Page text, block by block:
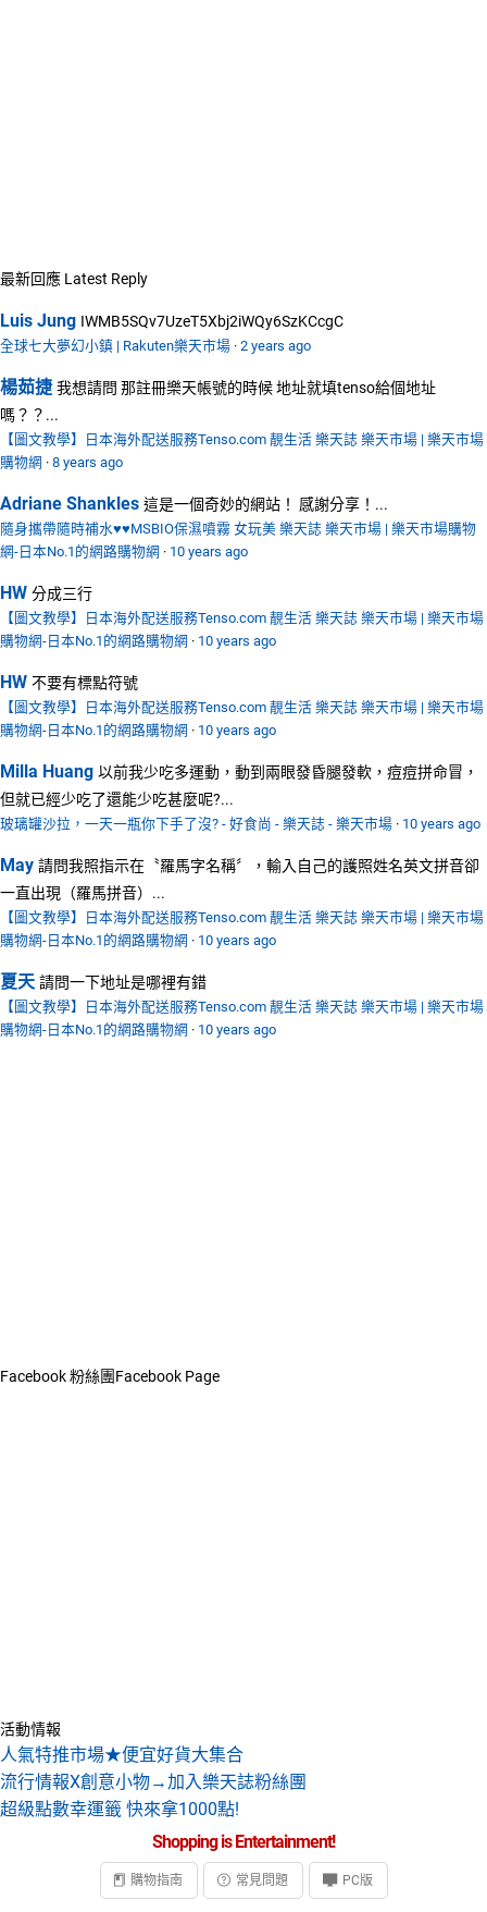
最新回應 Latest Reply
Luis Jung IWMB5SQv7UzeT5Xbj2iWQy6SzKCcgC
全球七大夢幻小鎮 | Rakuten樂天市場 · 2 years ago
楊茹捷 我想請問 那註冊樂天帳號的時候 地址就填tenso給個地址
嗎？？...
【圖文教學】日本海外配送服務Tenso.com 靚生活 樂天誌 樂天市場 | 樂天市場
購物網 · 8 years ago
Adriane Shankles 這是一個奇妙的網站！ 感謝分享！...
隨身攜帶隨時補水♥♥MSBIO保濕噴霧 女玩美 樂天誌 樂天市場 | 樂天市場購物
網-日本No.1的網路購物網 · 10 years ago
HW 分成三行
【圖文教學】日本海外配送服務Tenso.com 靚生活 樂天誌 樂天市場 | 樂天市場
購物網-日本No.1的網路購物網 · 10 years ago
HW 不要有標點符號
【圖文教學】日本海外配送服務Tenso.com 靚生活 樂天誌 樂天市場 | 樂天市場
購物網-日本No.1的網路購物網 · 10 years ago
Milla Huang 以前我少吃多運動，動到兩眼發昏腿發軟，痘痘拼命冒，
但就已經少吃了還能少吃甚麼呢?...
玻璃罐沙拉，一天一瓶你下手了沒? - 好食尚 - 樂天誌 - 樂天市場 · 10 years ago
May 請問我照指示在〝羅馬字名稱〞，輸入自己的護照姓名英文拼音卻
一直出現（羅馬拼音）...
【圖文教學】日本海外配送服務Tenso.com 靚生活 樂天誌 樂天市場 | 樂天市場
購物網-日本No.1的網路購物網 · 10 years ago
夏天 請問一下地址是哪裡有錯
【圖文教學】日本海外配送服務Tenso.com 靚生活 樂天誌 樂天市場 | 樂天市場
購物網-日本No.1的網路購物網 · 10 years ago
Facebook 粉絲團Facebook Page
活動情報
人氣特推市場★便宜好貨大集合
流行情報X創意小物→加入樂天誌粉絲團
超級點數幸運籤 快來拿1000點!
Shopping is Entertainment!
購物指南 常見問題 PC版